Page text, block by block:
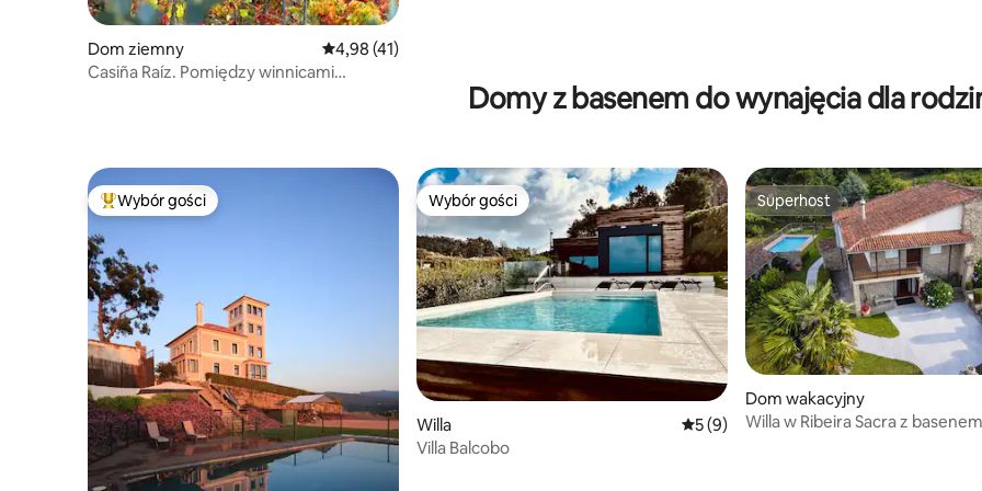
Dom ziemny Średnia ocena: 4,98 na 5, liczba recenzji: 41
4,98 (41)
Casiña Raíz. Pomiędzy winnicami
Domy z basenem do wynajęcia dla
Najpopularniejsze z kategorii Wybór gości
Wybór gości Wybór gości
Wybór gości
Willa Średnia ocena: 5 na 5, liczba recenzji: 9
5 (9)
Villa Balcobo
Superhost
Superhost
Dom wakacyjny
Willa w Ribeira Sacra z basenem